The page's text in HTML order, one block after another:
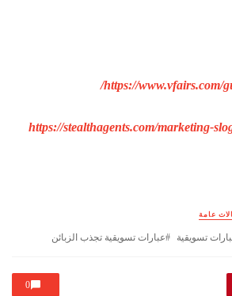
https://www.vfairs.com/
https://stealthagents.com/marketing-
عامة
تسويقية عبارات تسويقية تجذب الزبائن
0